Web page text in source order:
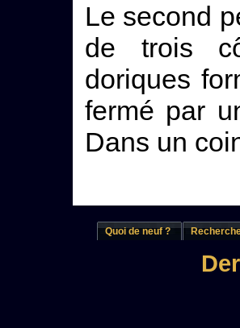
Le second
de trois
doriques
fermé par
Dans un
Quoi de neuf ?